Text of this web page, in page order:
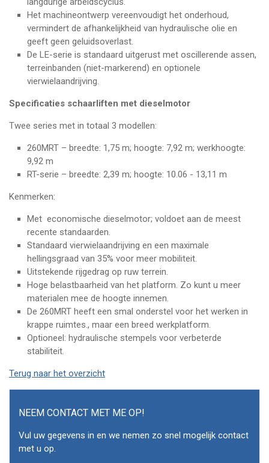
Het machineontwerp vereenvoudigt het onderhoud,
vermindert de afhankelijkheid van hydraulische olie en
geeft geen geluidsoverlast.
De LE-serie is standaard uitgerust met oscillerende assen,
terreinbanden (niet-markerend) en optionele
vierwielaandrijving.
Specificaties schaarliften met dieselmotor
Twee series met in totaal 3 modellen:
260MRT – breedte: 1,75 m; hoogte: 7,92 m; werkhoogte:
9,92 m
RT-serie – breedte: 2,39 m; hoogte: 10.06 - 13,11 m
​Kenmerken:
Met economische dieselmotor; voldoet aan de meest
recente standaarden.
Standaard vierwielaandrijving en een maximale
hellingsgraad van 35% voor meer mobiliteit.
Uitstekende rijgedrag op ruw terrein.
Hoge belastbaarheid van het platform. Zo kunt u meer
materialen mee de hoogte innemen.
De 260MRT heeft een smal onderstel voor het werken in
krappe ruimtes., maar een breed werkplatform.
Optioneel: hydraulische stempels voor verbeterde
stabiliteit.
Terug naar het overzicht
NEEM CONTACT MET ME OP!
Vul uw gegevens in en we nemen zo snel mogelijk contact
met u op.